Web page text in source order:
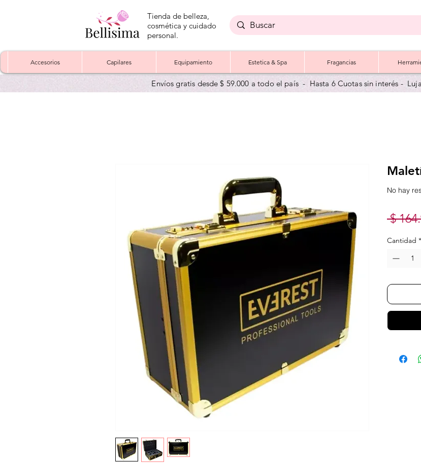
Tienda de belleza,
cosmética y cuidado
personal.
Accesorios Capilares Equipamiento Estetica & Spa Fragancias
Envíos gratis desde $ 59.000 a todo el país - Hasta 6 Cuotas sin interés -
No hay
$
Cantidad *